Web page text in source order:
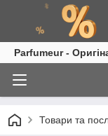
Parfumeur -
Товари та